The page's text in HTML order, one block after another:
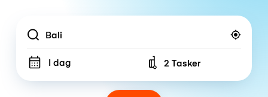
Location
I dag Number of bags
2 Tasker